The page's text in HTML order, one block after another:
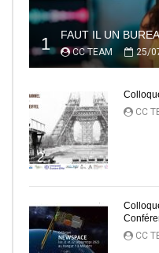
1 FAUT IL UN
CC TEAM 25/
2
CC
CC